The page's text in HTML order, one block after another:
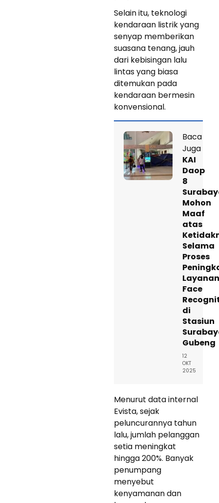
Selain itu, teknologi
kendaraan listrik yang
senyap memberikan
suasana tenang, jauh
dari kebisingan lalu
lintas yang biasa
ditemukan pada
kendaraan bermesin
konvensional.
Baca
Juga
KAI
Daop
8
Mohon
Maaf
atas
Selama
Proses
Layanan
Face
di
Stasiun
Gubeng
12
OKT
2025
Menurut data internal
Evista, sejak
peluncurannya tahun
lalu, jumlah pelanggan
setia meningkat
hingga 200%. Banyak
penumpang
menyebut
kenyamanan dan